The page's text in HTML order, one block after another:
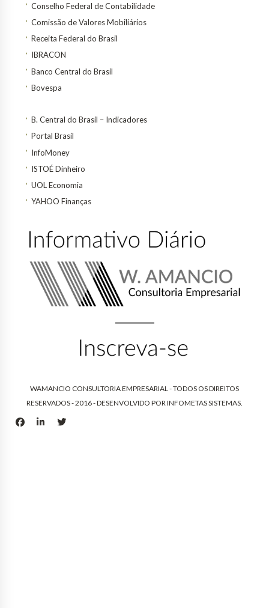
Conselho Federal de Contabilidade
Comissão de Valores Mobiliários
Receita Federal do Brasil
IBRACON
Banco Central do Brasil
Bovespa
B. Central do Brasil – Indicadores
Portal Brasil
InfoMoney
ISTOÉ Dinheiro
UOL Economia
YAHOO Finanças
WAMANCIO CONSULTORIA EMPRESARIAL - TODOS OS DIREITOS
RESERVADOS - 2016 - DESENVOLVIDO POR INFOMETAS SISTEMAS